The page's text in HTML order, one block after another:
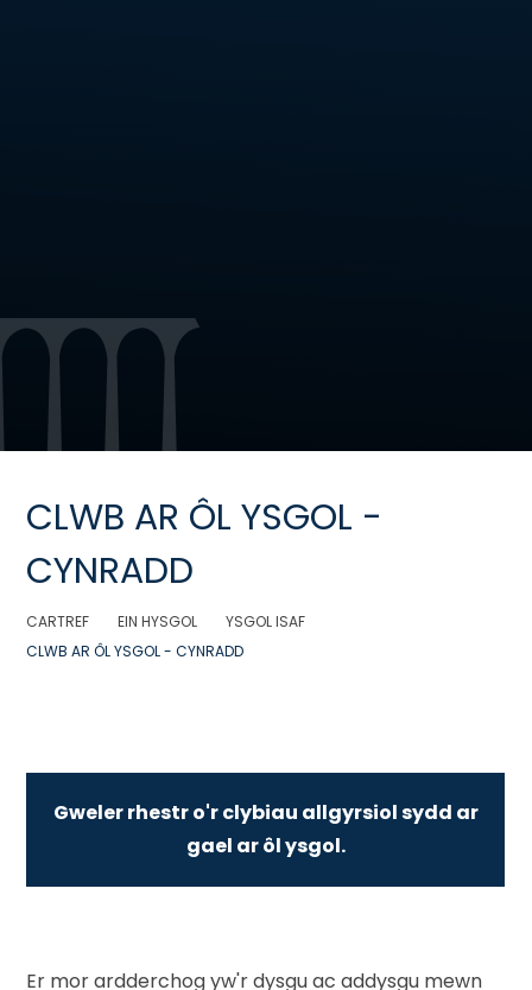
CLWB AR ÔL YSGOL -
CYNRADD
CARTREF EIN HYSGOL
YSGOL ISAF
CLWB AR ÔL YSGOL - CYNRADD
Gweler rhestr o'r clybiau allgyrsiol sydd ar
gael ar ôl ysgol.
Er mor ardderchog yw'r dysgu ac addysgu mewn